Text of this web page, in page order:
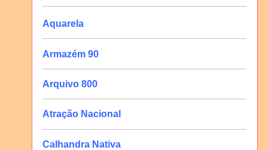
Aquarela
Armazém 90
Arquivo 800
Atração Nacional
Calhandra Nativa